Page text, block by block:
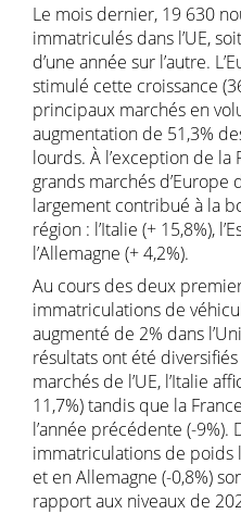
Le mois dernier, 19 630
immatriculés dans l’UE,
d’une année sur l’autre.
stimulé cette croissance
principaux marchés en
augmentation de 51,3%
lourds. À l’exception de la
grands marchés d’Europe
largement contribué à la
région : l’Italie (+ 15,8%),
l’Allemagne (+ 4,2%).
Au cours des deux
immatriculations de
augmenté de 2% dans
résultats ont été
marchés de l’UE, l’Italie
11,7%) tandis que la
l’année précédente (-
immatriculations de poids
et en Allemagne (-0,8%)
rapport aux niveaux de